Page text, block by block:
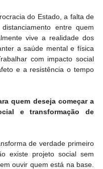
do Estado, a falta de
entre quem
vive a realidade dos
a saúde mental e física
com impacto social
e a resistência o tempo
quem deseja começar a
e transformação de
de verdade primeiro
existe projeto social sem
ouvir quem está na base.